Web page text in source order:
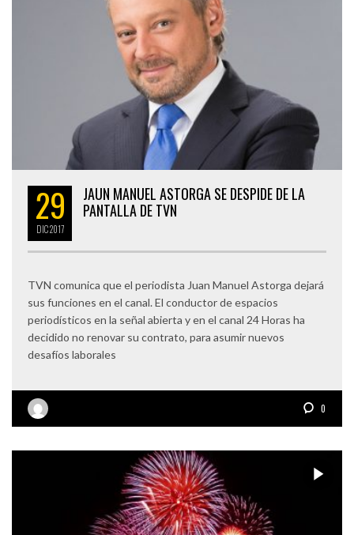
29
DIC2017
JAUN MANUEL ASTORGA SE DESPIDE DE LA
PANTALLA DE TVN
TVN comunica que el periodista Juan Manuel Astorga dejará
sus funciones en el canal. El conductor de espacios
periodísticos en la señal abierta y en el canal 24 Horas ha
decidido no renovar su contrato, para asumir nuevos
desafíos laborales
0